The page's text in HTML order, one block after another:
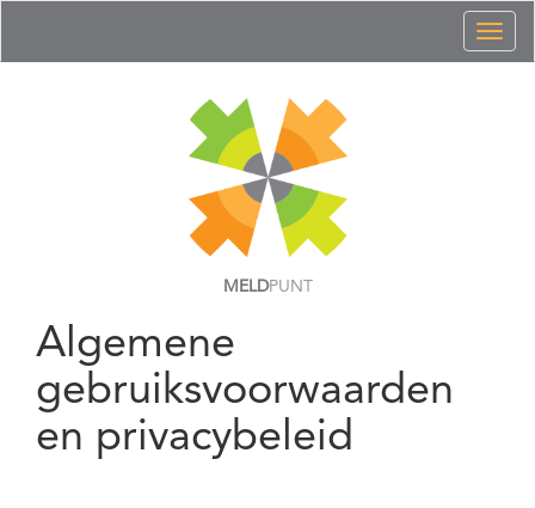
MELDPUNT
Algemene
gebruiksvoorwaarden
en privacybeleid